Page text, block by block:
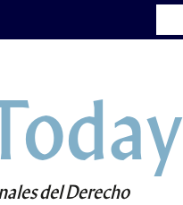
del Derecho